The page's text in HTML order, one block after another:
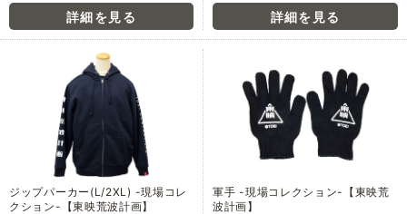
ジップパーカー(L/2XL) -現場コレ
クション-【東映荒波計画】
軍手 -現場コレクション-【東映荒
波計画】